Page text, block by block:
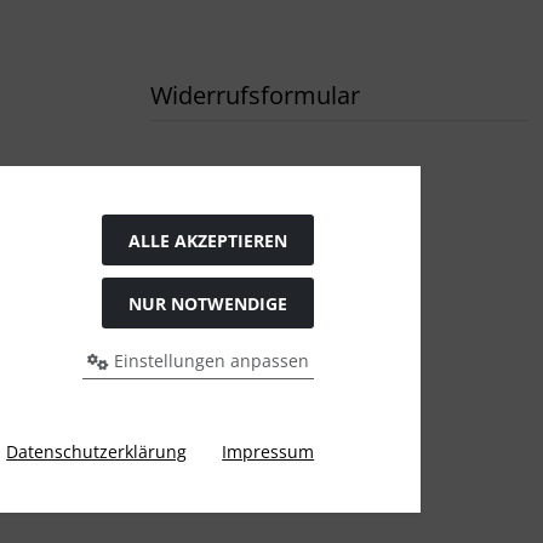
Widerrufsformular
Preis bei Tushita PaperArt GmbH.
ALLE AKZEPTIEREN
NUR NOTWENDIGE
Einstellungen anpassen
Datenschutzerklärung Impressum